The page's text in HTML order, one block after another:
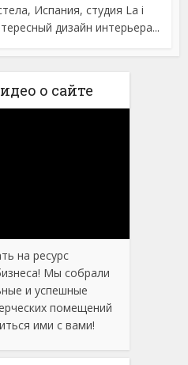
Испания, студия La i
дизайн интерьера...
о сайте
на ресурс
Мы собрали
и успешные
помещений
ими с вами!